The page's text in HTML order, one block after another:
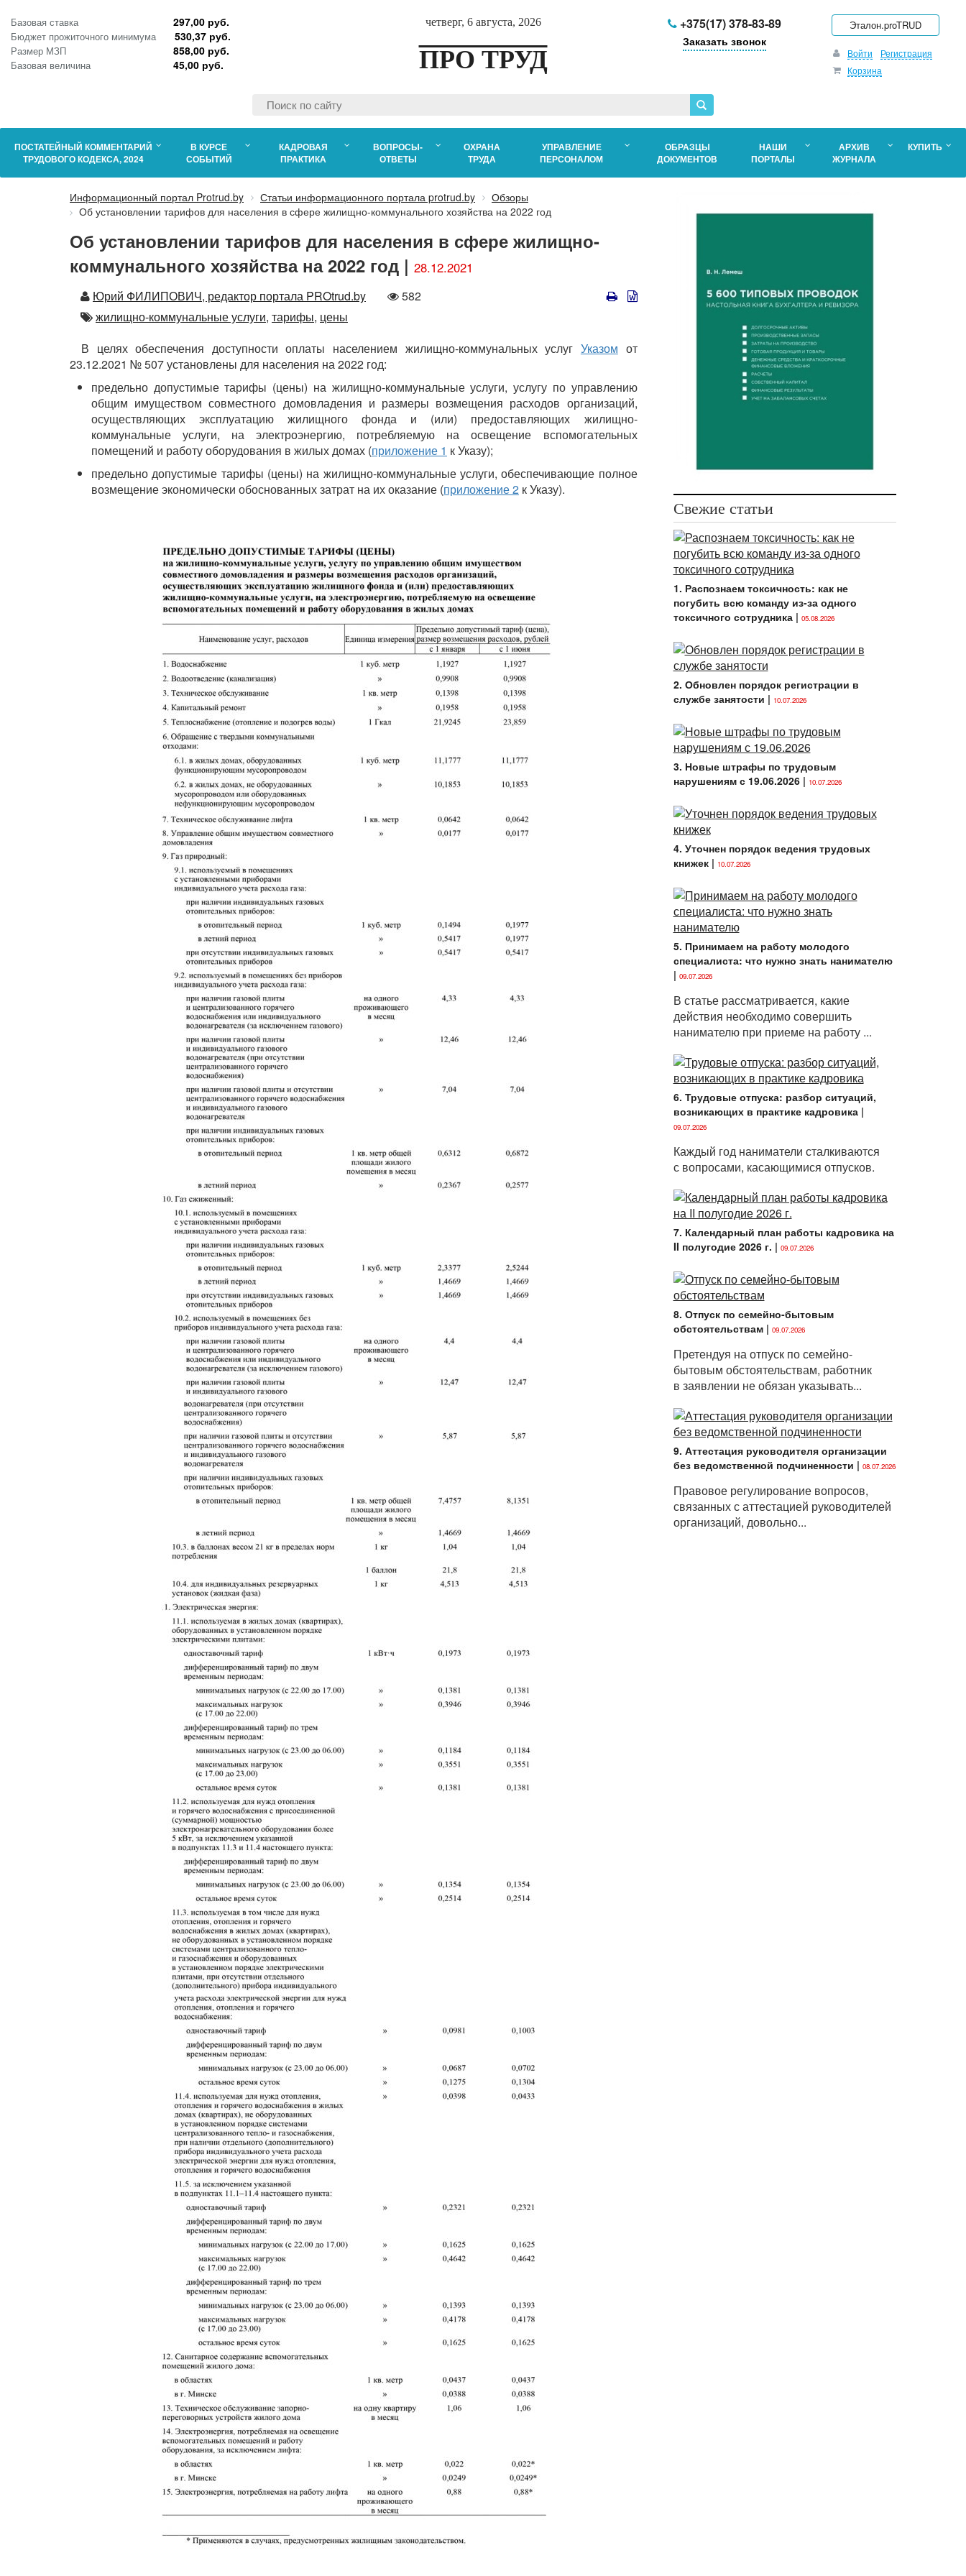
Базовая ставка 297,00 руб.
Бюджет прожиточного минимума 530,37 руб.
Размер МЗП 858,00 руб.
Базовая величина 45,00 руб.
четверг, 6 августа, 2026
ПРО ТРУД
+375(17) 378-83-89
Заказать звонок
Эталон.proTRUD
Войти
Регистрация
Корзина
ПОСТАТЕЙНЫЙ КОММЕНТАРИЙ
ТРУДОВОГО КОДЕКСА, 2024
В КУРСЕ
СОБЫТИЙ
КАДРОВАЯ
ПРАКТИКА
ВОПРОСЫ-
ОТВЕТЫ
ОХРАНА
ТРУДА
УПРАВЛЕНИЕ
ПЕРСОНАЛОМ
ОБРАЗЦЫ
ДОКУМЕНТОВ
НАШИ
ПОРТАЛЫ
АРХИВ
ЖУРНАЛА
КУПИТЬ
Информационный портал Protrud.by Статьи информационного портала protrud.by
Обзоры
Об установлении тарифов для населения в сфере жилищно-коммунального хозяйства на 2022 год
Об установлении тарифов для населения в сфере жилищно-
коммунального хозяйства на 2022 год | 28.12.2021
Автор
Юрий ФИЛИПОВИЧ, редактор портала PROtrud.by
Количество
582
Автор
жилищно-коммунальные услуги, тарифы, цены
В целях обеспечения доступности оплаты населением жилищно-коммунальных услуг Указом от
23.12.2021 № 507 установлены для населения на 2022 год:
предельно допустимые тарифы (цены) на жилищно-коммунальные услуги, услугу по управлению
общим имуществом совместного домовладения и размеры возмещения расходов организаций,
осуществляющих эксплуатацию жилищного фонда и (или) предоставляющих жилищно-
коммунальные услуги, на электроэнергию, потребляемую на освещение вспомогательных
помещений и работу оборудования в жилых домах (приложение 1 к Указу);
предельно допустимые тарифы (цены) на жилищно-коммунальные услуги, обеспечивающие полное
возмещение экономически обоснованных затрат на их оказание (приложение 2 к Указу).
Свежие статьи
1. Распознаем токсичность: как не
погубить всю команду из-за одного
токсичного сотрудника| 05.08.2026
2. Обновлен порядок регистрации в
службе занятости | 10.07.2026
3. Новые штрафы по трудовым
нарушениям с 19.06.2026| 10.07.2026
4. Уточнен порядок ведения трудовых
книжек| 10.07.2026
5. Принимаем на работу молодого
специалиста: что нужно знать нанимателю
| 09.07.2026
В статье рассматривается, какие
действия необходимо совершить
нанимателю при приеме на работу ...
6. Трудовые отпуска: разбор ситуаций,
возникающих в практике кадровика|
09.07.2026
Каждый год наниматели сталкиваются
с вопросами, касающимися отпусков.
7. Календарный план работы кадровика на
II полугодие 2026 г. | 09.07.2026
8. Отпуск по семейно-бытовым
обстоятельствам| 09.07.2026
Претендуя на отпуск по семейно-
бытовым обстоятельствам, работник
в заявлении не обязан указывать...
9. Аттестация руководителя организации
без ведомственной подчиненности | 08.07.2026
Правовое регулирование вопросов,
связанных с аттестацией руководителей
организаций, довольно...